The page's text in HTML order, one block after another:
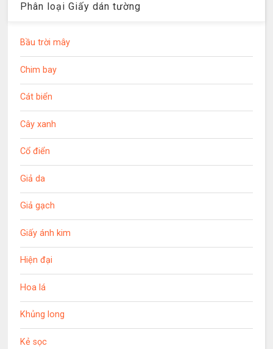
Phân loại Giấy dán tường
Bầu trời mây
Chim bay
Cát biển
Cây xanh
Cổ điển
Giả da
Giả gạch
Giấy ánh kim
Hiện đại
Hoa lá
Khủng long
Kẻ sọc